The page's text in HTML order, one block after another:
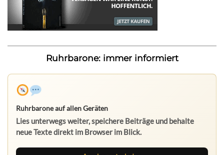
Ruhrbarone: immer informiert
Ruhrbarone auf allen Geräten
Lies unterwegs weiter, speichere Beiträge und behalte
neue Texte direkt im Browser im Blick.